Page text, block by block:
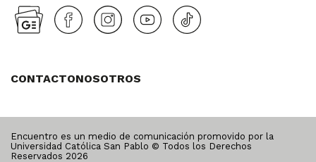
CONTACTONOSOTROS
Encuentro es un medio de comunicación promovido por la
Universidad Católica San Pablo © Todos los Derechos
Reservados 2026